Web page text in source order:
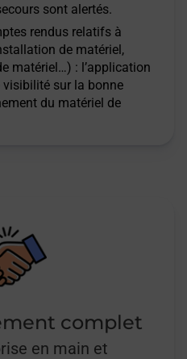
sont alertés.
rendus relatifs à
de matériel,
matériel…) : l’application
visibilité sur la bonne
du matériel de
complet
en main et